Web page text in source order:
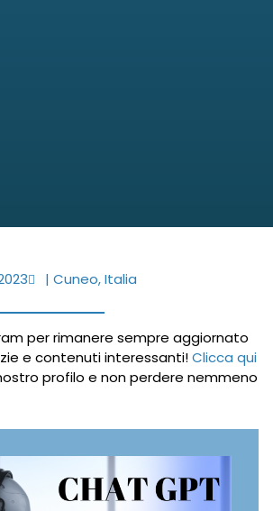
| Cuneo, Italia
per rimanere sempre aggiornato
e contenuti interessanti!Clicca qui
profilo e non perdere nemmeno